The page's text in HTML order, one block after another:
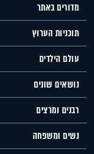
מדורים באתר
תוכניות הערוץ
עולם הילדים
נושאים שונים
רבנים ומרצים
נשים ומשפחה